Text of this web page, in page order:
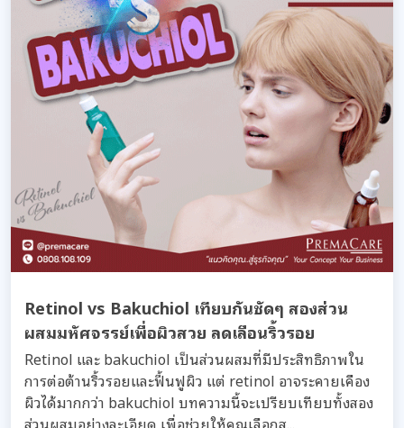
Retinol vs Bakuchiol เทียบกันชัดๆ สองส่วน
ผสมมหัศจรรย์เพื่อผิวสวย ลดเลือนริ้วรอย
Retinol และ bakuchiol เป็นส่วนผสมที่มีประสิทธิภาพใน
การต่อต้านริ้วรอยและฟื้นฟูผิว แต่ retinol อาจระคายเคือง
ผิวได้มากกว่า bakuchiol บทความนี้จะเปรียบเทียบทั้งสอง